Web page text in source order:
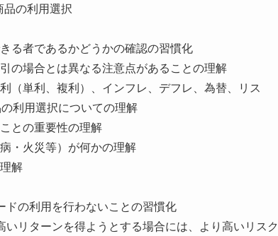
の利用選択
る者であるかどうかの確認の習慣化
の場合とは異なる注意点があることの理解
（単利、複利）、インフレ、デフレ、為替、リス
利用選択についての理解
との重要性の理解
・火災等）が何かの理解
解
ドの利用を行わないことの習慣化
リターンを得ようとする場合には、より高いリスク